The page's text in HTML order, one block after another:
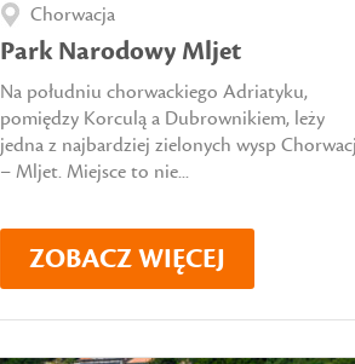
Chorwacja
Park Narodowy Mljet
Na południu chorwackiego Adriatyku,
pomiędzy Korculą a Dubrownikiem, leży
jedna z najbardziej zielonych wysp
– Mljet. Miejsce to nie...
ZOBACZ WIĘCEJ